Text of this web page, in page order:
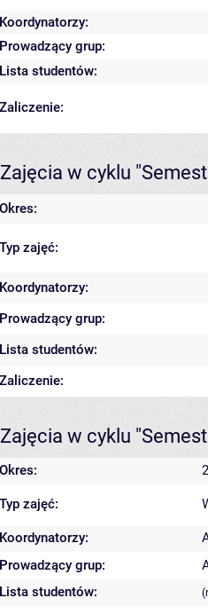
Koordynatorzy:
Prowadzący grup:
Lista studentów:
Zaliczenie:
Zajęcia w cyklu
Okres:
Typ zajęć:
Koordynatorzy:
Prowadzący grup:
Lista studentów:
Zaliczenie:
Zajęcia w cyklu
Okres:
Typ zajęć:
Koordynatorzy:
Prowadzący grup:
Lista studentów: